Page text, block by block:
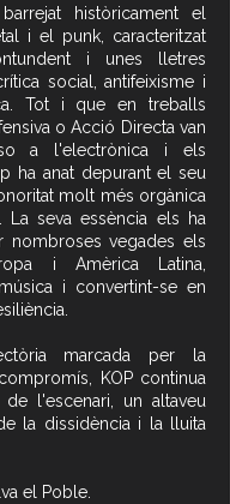
històricament el
i el punk, caracteritzat
i unes lletres
social, antifeixisme i
Tot i que en treballs
o Acció Directa van
a l'electrònica i els
ha anat depurant el seu
molt més orgànica
La seva essència els ha
nombroses vegades els
i Amèrica Latina,
i convertint-se en
marcada per la
KOP continua
l'escenari, un altaveu
la dissidència i la lluita
el Poble.